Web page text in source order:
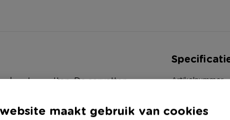
maakt gebruik van cookies
kerstservetten. De servetten
touch toe aan het kerstdiner!
Artikelnummer
Materiaal